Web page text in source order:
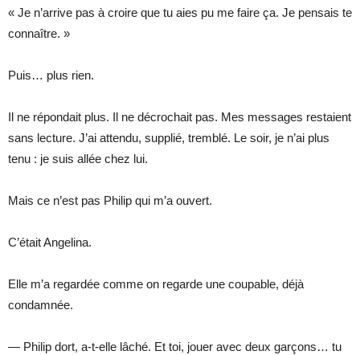
« Je n’arrive pas à croire que tu aies pu me faire ça. Je pensais te
connaître. »
Puis… plus rien.
Il ne répondait plus. Il ne décrochait pas. Mes messages restaient
sans lecture. J’ai attendu, supplié, tremblé. Le soir, je n’ai plus
tenu : je suis allée chez lui.
Mais ce n’est pas Philip qui m’a ouvert.
C’était Angelina.
Elle m’a regardée comme on regarde une coupable, déjà
condamnée.
— Philip dort, a-t-elle lâché. Et toi, jouer avec deux garçons… tu